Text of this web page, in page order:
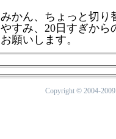
みかん、ちょっと切り
やすみ、20日すぎから
お願いします。
Copyright © 2004-